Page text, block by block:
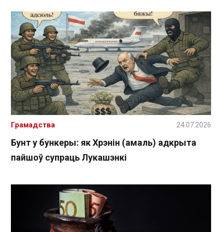
Бунт у бункеры: як Хрэнін (амаль) адкрыта
пайшоў супраць Лукашэнкі
Грамадства 24.07.2026